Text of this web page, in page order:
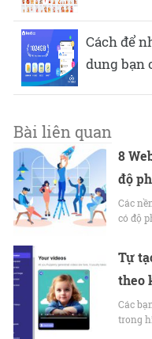
Cách để
dung bạn
Bài liên quan
8
độ
Các
có độ
Tự
theo
Các
trong